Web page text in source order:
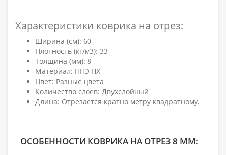
Характеристики коврика на отрез:
Ширина (см): 60
Плотность (кг/м3): 33
Толщина (мм): 8
Материал: ППЭ НХ
Цвет: Разные цвета
Количество слоев: Двухслойный
Длина: Отрезается кратно метру квадратному.
ОСОБЕННОСТИ КОВРИКА НА ОТРЕЗ 8 ММ: